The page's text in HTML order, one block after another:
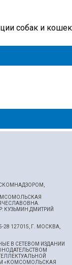
собак и кошек
КУЗЬМИН ДМИТРИЙ
28 127015, Г. МОСКВА,
В СЕТЕВОМ ИЗДАНИИ
«КОМСОМОЛЬСКАЯ